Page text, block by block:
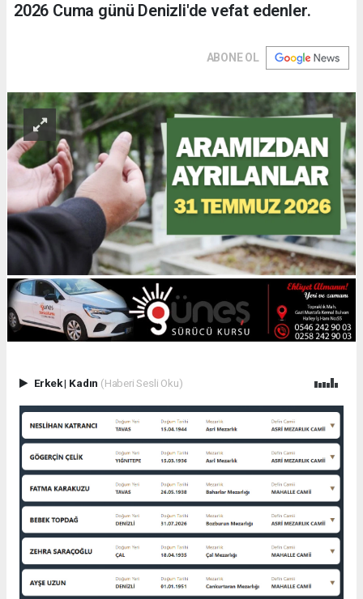
2026 Cuma günü Denizli'de vefat edenler.
ABONE OL
Erkek| Kadın (Haberi Sesli Oku)